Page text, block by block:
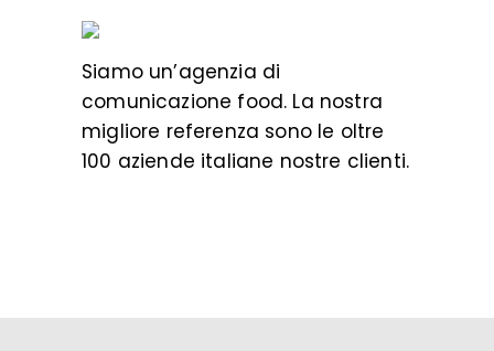
Siamo un’agenzia di
comunicazione food. La nostra
migliore referenza sono le oltre
100 aziende italiane nostre clienti.